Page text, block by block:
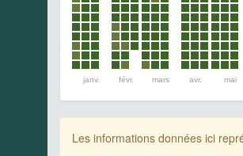
janv. févr. mars avr. mai
Les informations données ici